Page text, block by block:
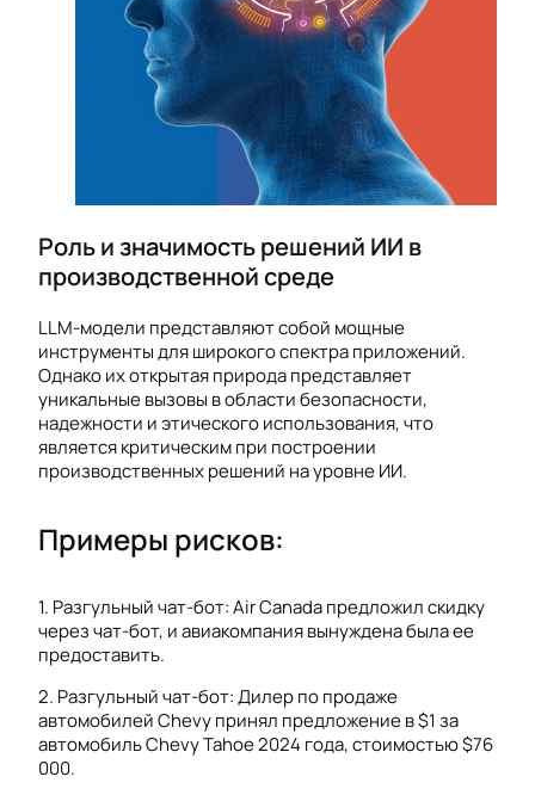
Роль и значимость решений ИИ в
производственной среде
LLM-модели представляют собой мощные
инструменты для широкого спектра приложений.
Однако их открытая природа представляет
уникальные вызовы в области безопасности,
надежности и этического использования, что
является критическим при построении
производственных решений на уровне ИИ.
Примеры рисков:
1. Разгульный чат-бот: Air Canada предложил скидку
через чат-бот, и авиакомпания вынуждена была ее
предоставить.
2. Разгульный чат-бот: Дилер по продаже
автомобилей Chevy принял предложение в $1 за
автомобиль Chevy Tahoe 2024 года, стоимостью $76
000.